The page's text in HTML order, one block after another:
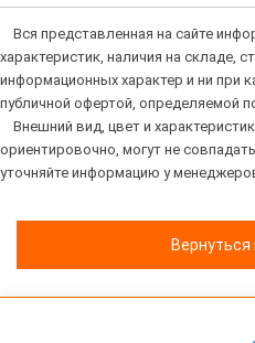
Вся представленная на сайте
характеристик, наличия на складе,
информационных характер и ни при
публичной офертой, определяемой
Внешний вид, цвет и
ориентировочно, могут не
уточняйте информацию у
Вернуться